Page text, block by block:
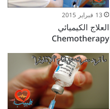
13 فبراير 2015
العلاج الكيميائي
Chemotherapy